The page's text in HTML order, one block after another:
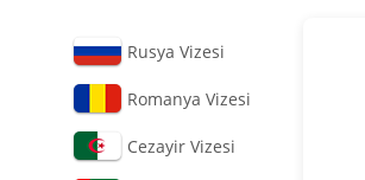
Rusya Vizesi
Romanya Vizesi
Cezayir Vizesi